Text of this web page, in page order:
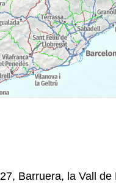
Barruera, la Vall